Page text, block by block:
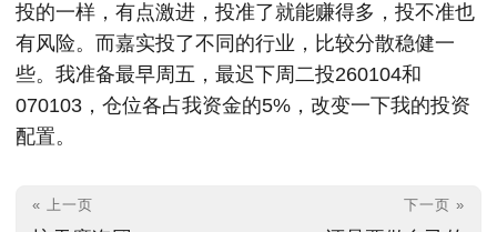
投的一样，有点激进，投准了就能赚得多，投不准也
有风险。而嘉实投了不同的行业，比较分散稳健一
些。我准备最早周五，最迟下周二投260104和
070103，仓位各占我资金的5%，改变一下我的投资
配置。
« 上一页 下一页 »